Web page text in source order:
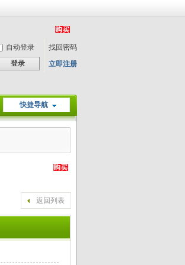
自动登录
找回密码
登录
立即注册
快捷导航
返回列表